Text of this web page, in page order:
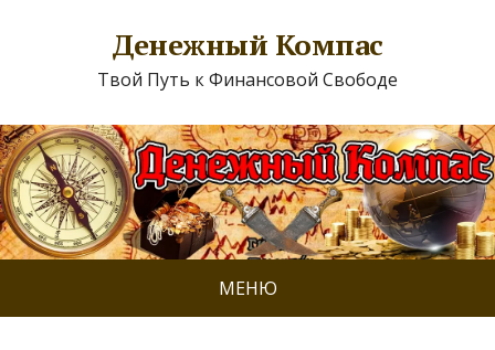
Денежный Компас
Твой Путь к Финансовой Свободе
МЕНЮ